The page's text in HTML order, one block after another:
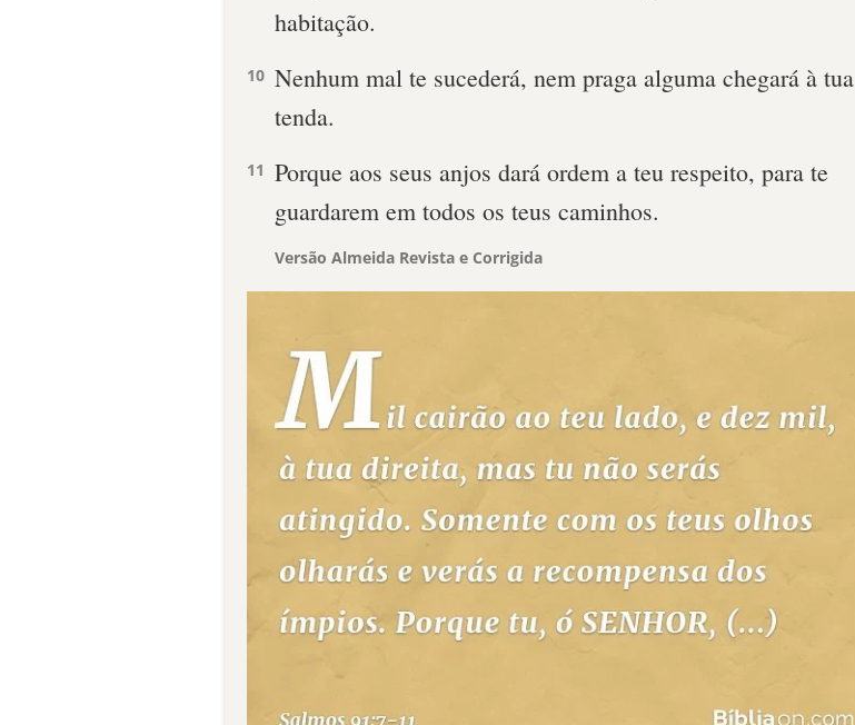
habitação.
10 Nenhum mal te sucederá, nem praga alguma chegará à tua
tenda.
11 Porque aos seus anjos dará ordem a teu respeito, para te
guardarem em todos os teus caminhos.
Versão Almeida Revista e Corrigida